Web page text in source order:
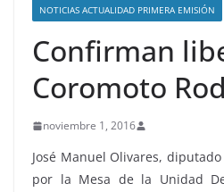
NOTICIAS ACTUALIDAD PRIMERA EMISIÓN
Confirman
Coromoto
noviembre 1, 2016
José Manuel Olivares,
por la Mesa de la Unidad